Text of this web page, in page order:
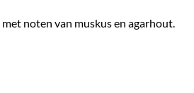
met noten van muskus en agarhout.